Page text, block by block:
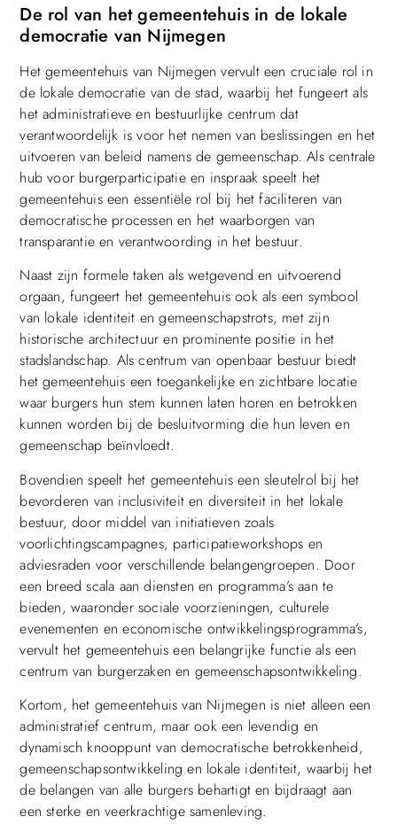
De rol van het gemeentehuis in de lokale
democratie van Nijmegen
Het gemeentehuis van Nijmegen vervult een cruciale rol in
de lokale democratie van de stad, waarbij het fungeert als
het administratieve en bestuurlijke centrum dat
verantwoordelijk is voor het nemen van beslissingen en het
uitvoeren van beleid namens de gemeenschap. Als centrale
hub voor burgerparticipatie en inspraak speelt het
gemeentehuis een essentiële rol bij het faciliteren van
democratische processen en het waarborgen van
transparantie en verantwoording in het bestuur.
Naast zijn formele taken als wetgevend en uitvoerend
orgaan, fungeert het gemeentehuis ook als een symbool
van lokale identiteit en gemeenschapstrots, met zijn
historische architectuur en prominente positie in het
stadslandschap. Als centrum van openbaar bestuur biedt
het gemeentehuis een toegankelijke en zichtbare locatie
waar burgers hun stem kunnen laten horen en betrokken
kunnen worden bij de besluitvorming die hun leven en
gemeenschap beïnvloedt.
Bovendien speelt het gemeentehuis een sleutelrol bij het
bevorderen van inclusiviteit en diversiteit in het lokale
bestuur, door middel van initiatieven zoals
voorlichtingscampagnes, participatieworkshops en
adviesraden voor verschillende belangengroepen. Door
een breed scala aan diensten en programma’s aan te
bieden, waaronder sociale voorzieningen, culturele
evenementen en economische ontwikkelingsprogramma’s,
vervult het gemeentehuis een belangrijke functie als een
centrum van burgerzaken en gemeenschapsontwikkeling.
Kortom, het gemeentehuis van Nijmegen is niet alleen een
administratief centrum, maar ook een levendig en
dynamisch knooppunt van democratische betrokkenheid,
gemeenschapsontwikkeling en lokale identiteit, waarbij het
de belangen van alle burgers behartigt en bijdraagt aan
een sterke en veerkrachtige samenleving.